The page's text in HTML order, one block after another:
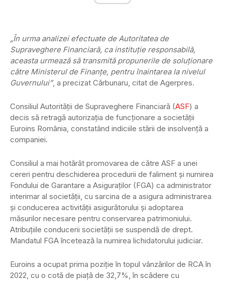
„În urma analizei efectuate de Autoritatea de
Supraveghere Financiară, ca instituţie responsabilă,
aceasta urmează să transmită propunerile de soluţionare
către Ministerul de Finanţe, pentru înaintarea la nivelul
Guvernului”, a precizat Cărbunaru, citat de Agerpres.
Consiliul Autorităţii de Supraveghere Financiară (ASF) a
decis să retragă autorizaţia de funcţionare a societăţii
Euroins România, constatând indiciile stării de insolvenţă a
companiei.
Consiliul a mai hotărât promovarea de către ASF a unei
cereri pentru deschiderea procedurii de faliment și numirea
Fondului de Garantare a Asiguraților (FGA) ca administrator
interimar al societății, cu sarcina de a asigura administrarea
și conducerea activității asigurătorului și adoptarea
măsurilor necesare pentru conservarea patrimoniului.
Atribuțiile conducerii societății se suspendă de drept.
Mandatul FGA încetează la numirea lichidatorului judiciar.
Euroins a ocupat prima poziție în topul vânzărilor de RCA în
2022, cu o cotă de piață de 32,7%, în scădere cu